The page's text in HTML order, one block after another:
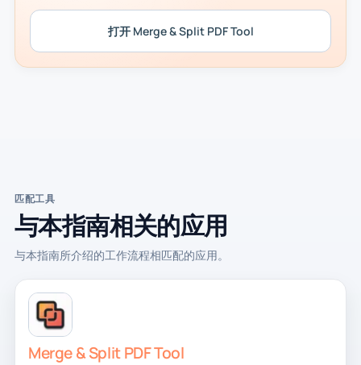
打开 Merge & Split PDF Tool
匹配工具
与本指南相关的应用
与本指南所介绍的工作流程相匹配的应用。
Merge & Split PDF Tool